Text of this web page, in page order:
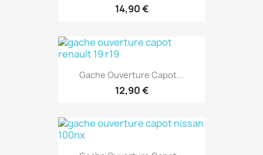
14,90 €
Gache Ouverture Capot...
12,90 €